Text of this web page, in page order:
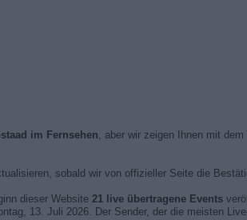
im Fernsehen, aber wir zeigen Ihnen mit dem
sobald wir von offizieller Seite die
dieser Website 21 live übertragene Events
13. Juli 2026. Der Sender, der die meisten